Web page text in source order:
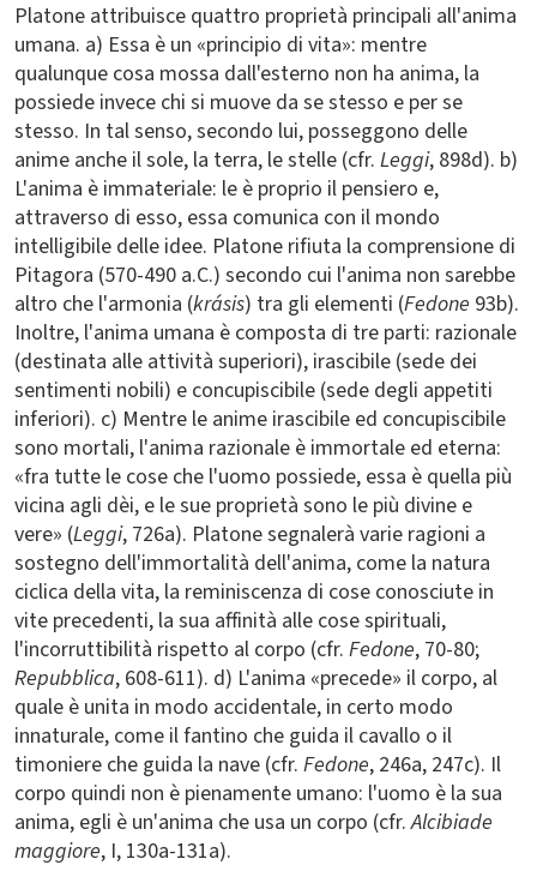
Platone attribuisce quattro proprietà principali all'anima
umana. a) Essa è un «principio di vita»: mentre
qualunque cosa mossa dall'esterno non ha anima, la
possiede invece chi si muove da se stesso e per se
stesso. In tal senso, secondo lui, posseggono delle
anime anche il sole, la terra, le stelle (cfr. Leggi, 898d). b)
L'anima è immateriale: le è proprio il pensiero e,
attraverso di esso, essa comunica con il mondo
intelligibile delle idee. Platone rifiuta la comprensione di
Pitagora (570-490 a.C.) secondo cui l'anima non sarebbe
altro che l'armonia (krásis) tra gli elementi (Fedone 93b).
Inoltre, l'anima umana è composta di tre parti: razionale
(destinata alle attività superiori), irascibile (sede dei
sentimenti nobili) e concupiscibile (sede degli appetiti
inferiori). c) Mentre le anime irascibile ed concupiscibile
sono mortali, l'anima razionale è immortale ed eterna:
«fra tutte le cose che l'uomo possiede, essa è quella più
vicina agli dèi, e le sue proprietà sono le più divine e
vere» (Leggi, 726a). Platone segnalerà varie ragioni a
sostegno dell'immortalità dell'anima, come la natura
ciclica della vita, la reminiscenza di cose conosciute in
vite precedenti, la sua affinità alle cose spirituali,
l'incorruttibilità rispetto al corpo (cfr. Fedone, 70-80;
Repubblica, 608-611). d) L'anima «precede» il corpo, al
quale è unita in modo accidentale, in certo modo
innaturale, come il fantino che guida il cavallo o il
timoniere che guida la nave (cfr. Fedone, 246a, 247c). Il
corpo quindi non è pienamente umano: l'uomo è la sua
anima, egli è un'anima che usa un corpo (cfr.Alcibiade
maggiore, I, 130a-131a).